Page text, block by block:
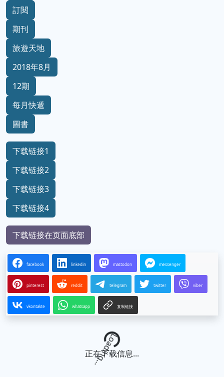
訂閱
期刊
旅遊天地
2018年8月
12期
每月快遞
圖書
下载链接1
下载链接2
下载链接3
下载链接4
下载链接在页面底部
facebook linkedin mastodon messenger
pinterest reddit telegram twitter viber
vkontakte whatsapp 复制链接
Loading...
正在下载信息...